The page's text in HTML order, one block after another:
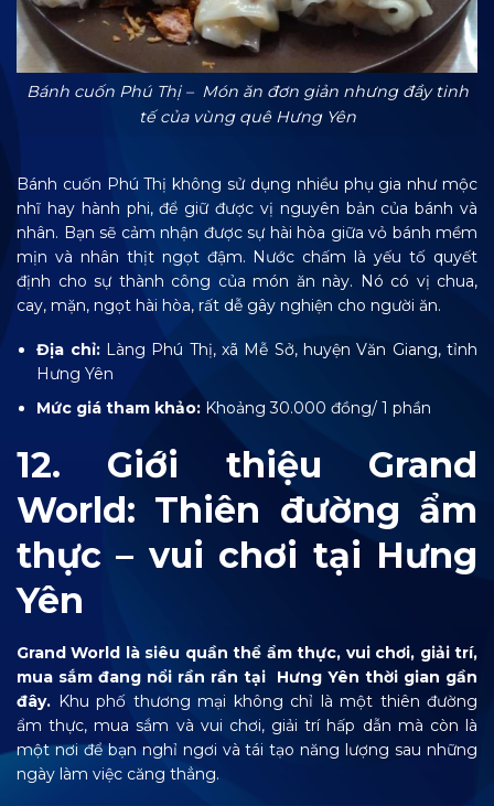
Bánh cuốn Phú Thị – Món ăn đơn giản nhưng đầy tinh
tế của vùng quê Hưng Yên
Bánh cuốn Phú Thị không sử dụng nhiều phụ gia như mộc
nhĩ hay hành phi, để giữ được vị nguyên bản của bánh và
nhân. Bạn sẽ cảm nhận được sự hài hòa giữa vỏ bánh mềm
mịn và nhân thịt ngọt đậm. Nước chấm là yếu tố quyết
định cho sự thành công của món ăn này. Nó có vị chua,
cay, mặn, ngọt hài hòa, rất dễ gây nghiện cho người ăn.
Địa chỉ:Làng Phú Thị, xã Mễ Sở, huyện Văn Giang, tỉnh
Hưng Yên
Mức giá tham khảo: Khoảng 30.000 đồng/ 1 phần
12. Giới thiệu Grand
World: Thiên đường ẩm
thực – vui chơi tại Hưng
Yên
Grand World là siêu quần thể ẩm thực, vui chơi, giải trí,
mua sắm đang nổi rần rần tại Hưng Yên thời gian gần
đây. Khu phố thương mại không chỉ là một thiên đường
ẩm thực, mua sắm và vui chơi, giải trí hấp dẫn mà còn là
một nơi để bạn nghỉ ngơi và tái tạo năng lượng sau những
ngày làm việc căng thẳng.